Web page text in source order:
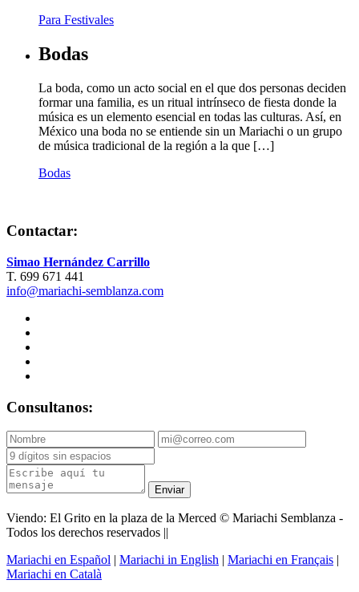
Para Festivales
Bodas
La boda, como un acto social en el que dos personas deciden
formar una familia, es un ritual intrínseco de fiesta donde la
música es un elemento esencial en todas las culturas. Así, en
México una boda no se entiende sin un Mariachi o un grupo
de música tradicional de la región a la que […]
Bodas
Contactar:
Simao Hernández Carrillo
T. 699 671 441
info@mariachi-semblanza.com
Consultanos:
Enviar
Viendo: El Grito en la plaza de la Merced © Mariachi Semblanza -
Todos los derechos reservados ||
Mariachi en Español
Mariachi in English Mariachi en Français
Mariachi en Català